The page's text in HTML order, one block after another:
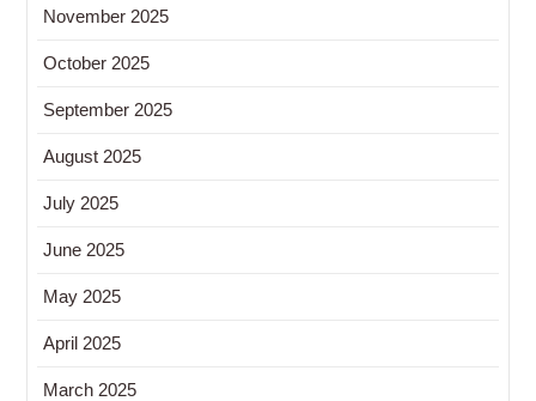
November 2025
October 2025
September 2025
August 2025
July 2025
June 2025
May 2025
April 2025
March 2025